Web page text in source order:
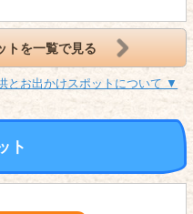
トを一覧で見る
とお出かけスポットについて ▼
ト